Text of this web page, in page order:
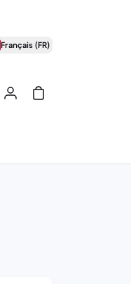
Français (FR)